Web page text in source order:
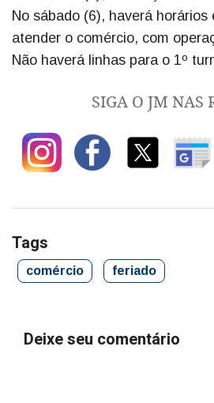
No sábado (6), haverá horários
atender o comércio, com
Não haverá linhas para o 1º
SIGA O JM NAS
Tags
comércio feriado
Deixe seu comentário